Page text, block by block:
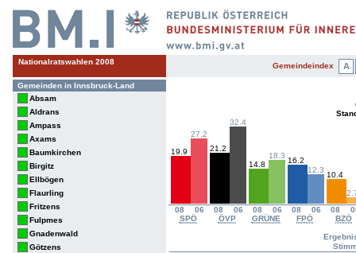
Nationalratswahlen 2008 Gemeindeindex A
Gemeinden in Innsbruck-Land
Absam
Aldrans
Ampass
Axams
Baumkirchen
Birgitz
Ellbögen
Flaurling
Fritzens
Fulpmes
Gnadenwald
Götzens
08 06 08 06 08 06 08 06 08
SPÖ
ÖVP GRÜNE FPÖ BZÖ
19.9
27.2
21.2
32.4
14.8
18.3
16.2
12.3
10.4